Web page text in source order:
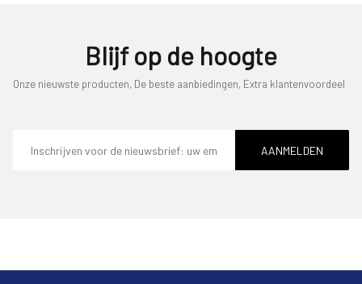
Blijf op de hoogte
Onze nieuwste producten, De beste aanbiedingen, Extra klantenvoordeel
mailadres
AANMELDEN